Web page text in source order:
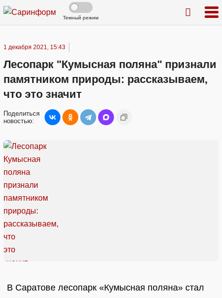
Темный режим
1 декабря 2021, 15:43
Лесопарк "Кумысная поляна" признали
памятником природы: рассказываем,
что это значит
Поделиться
новостью:
В Саратове лесопарк «Кумысная поляна» стал